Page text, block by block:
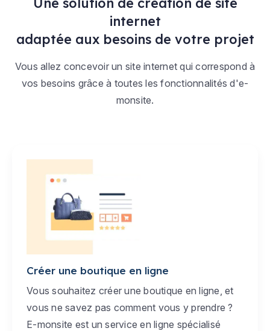
internet
adaptée aux besoins de votre projet
Vous allez concevoir un site internet qui correspond à
vos besoins grâce à toutes les fonctionnalités d'e-
monsite.
Créer une boutique en ligne
Vous souhaitez créer une boutique en ligne, et
vous ne savez pas comment vous y prendre ?
E-monsite est un service en ligne spécialisé